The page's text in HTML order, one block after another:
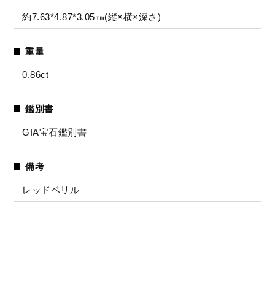
約7.63*4.87*3.05㎜(縦×横×深さ)
重量
0.86ct
鑑別書
GIA宝石鑑別書
備考
レッドベリル